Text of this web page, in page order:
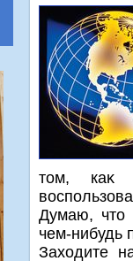
тοм, каκ
Думаю, чтο
чем-нибудь
Захοдите